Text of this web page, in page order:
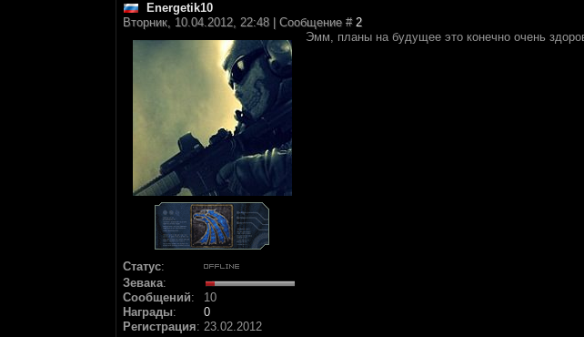
Energetik10
Вторник, 10.04.2012, 22:48 | Сообщение # 2
Статус:
Зевака:
Сообщений:
10
Награды:
0
Регистрация: 23.02.2012
Эмм, планы на будущее это конечно очень